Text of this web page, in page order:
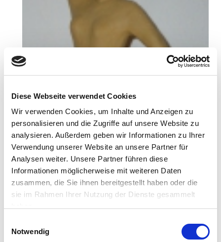
Diese Webseite verwendet Cookies
Wir verwenden Cookies, um Inhalte und Anzeigen zu
personalisieren und die Zugriffe auf unsere Website zu
analysieren. Außerdem geben wir Informationen zu Ihrer
Verwendung unserer Website an unsere Partner für
Analysen weiter. Unsere Partner führen diese
Informationen möglicherweise mit weiteren Daten
zusammen, die Sie ihnen bereitgestellt haben oder die
sie im Rahmen Ihrer Nutzung der Dienste gesammelt
Notwendig